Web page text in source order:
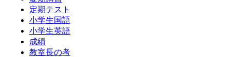
定期テスト
小学生国語
小学生英語
成績
教室長の考